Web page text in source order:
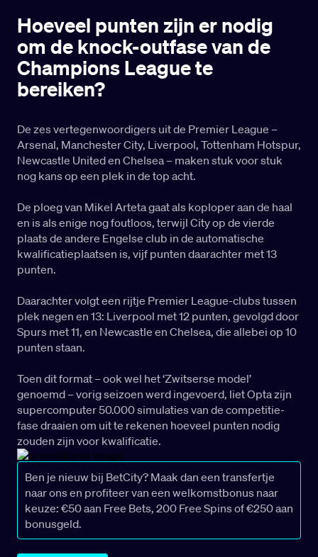
Hoeveel punten zijn er nodig
om de knock-outfase van de
Champions League te
bereiken?
De zes vertegenwoordigers uit de Premier League –
Arsenal, Manchester City, Liverpool, Tottenham Hotspur,
Newcastle United en Chelsea – maken stuk voor stuk
nog kans op een plek in de top acht.
De ploeg van Mikel Arteta gaat als koploper aan de haal
en is als enige nog foutloos, terwijl City op de vierde
plaats de andere Engelse club in de automatische
kwalificatieplaatsen is, vijf punten daarachter met 13
punten.
Daarachter volgt een rijtje Premier League-clubs tussen
plek negen en 13: Liverpool met 12 punten, gevolgd door
Spurs met 11, en Newcastle en Chelsea, die allebei op 10
punten staan.
Toen dit format – ook wel het ‘Zwitserse model’
genoemd – vorig seizoen werd ingevoerd, liet Opta zijn
supercomputer 50.000 simulaties van de competitie­
fase draaien om uit te rekenen hoeveel punten nodig
zouden zijn voor kwalificatie.
Ben je nieuw bij BetCity? Maak dan een transfertje
naar ons en profiteer van een welkomstbonus naar
keuze: €50 aan Free Bets, 200 Free Spins of €250 aan
bonusgeld.